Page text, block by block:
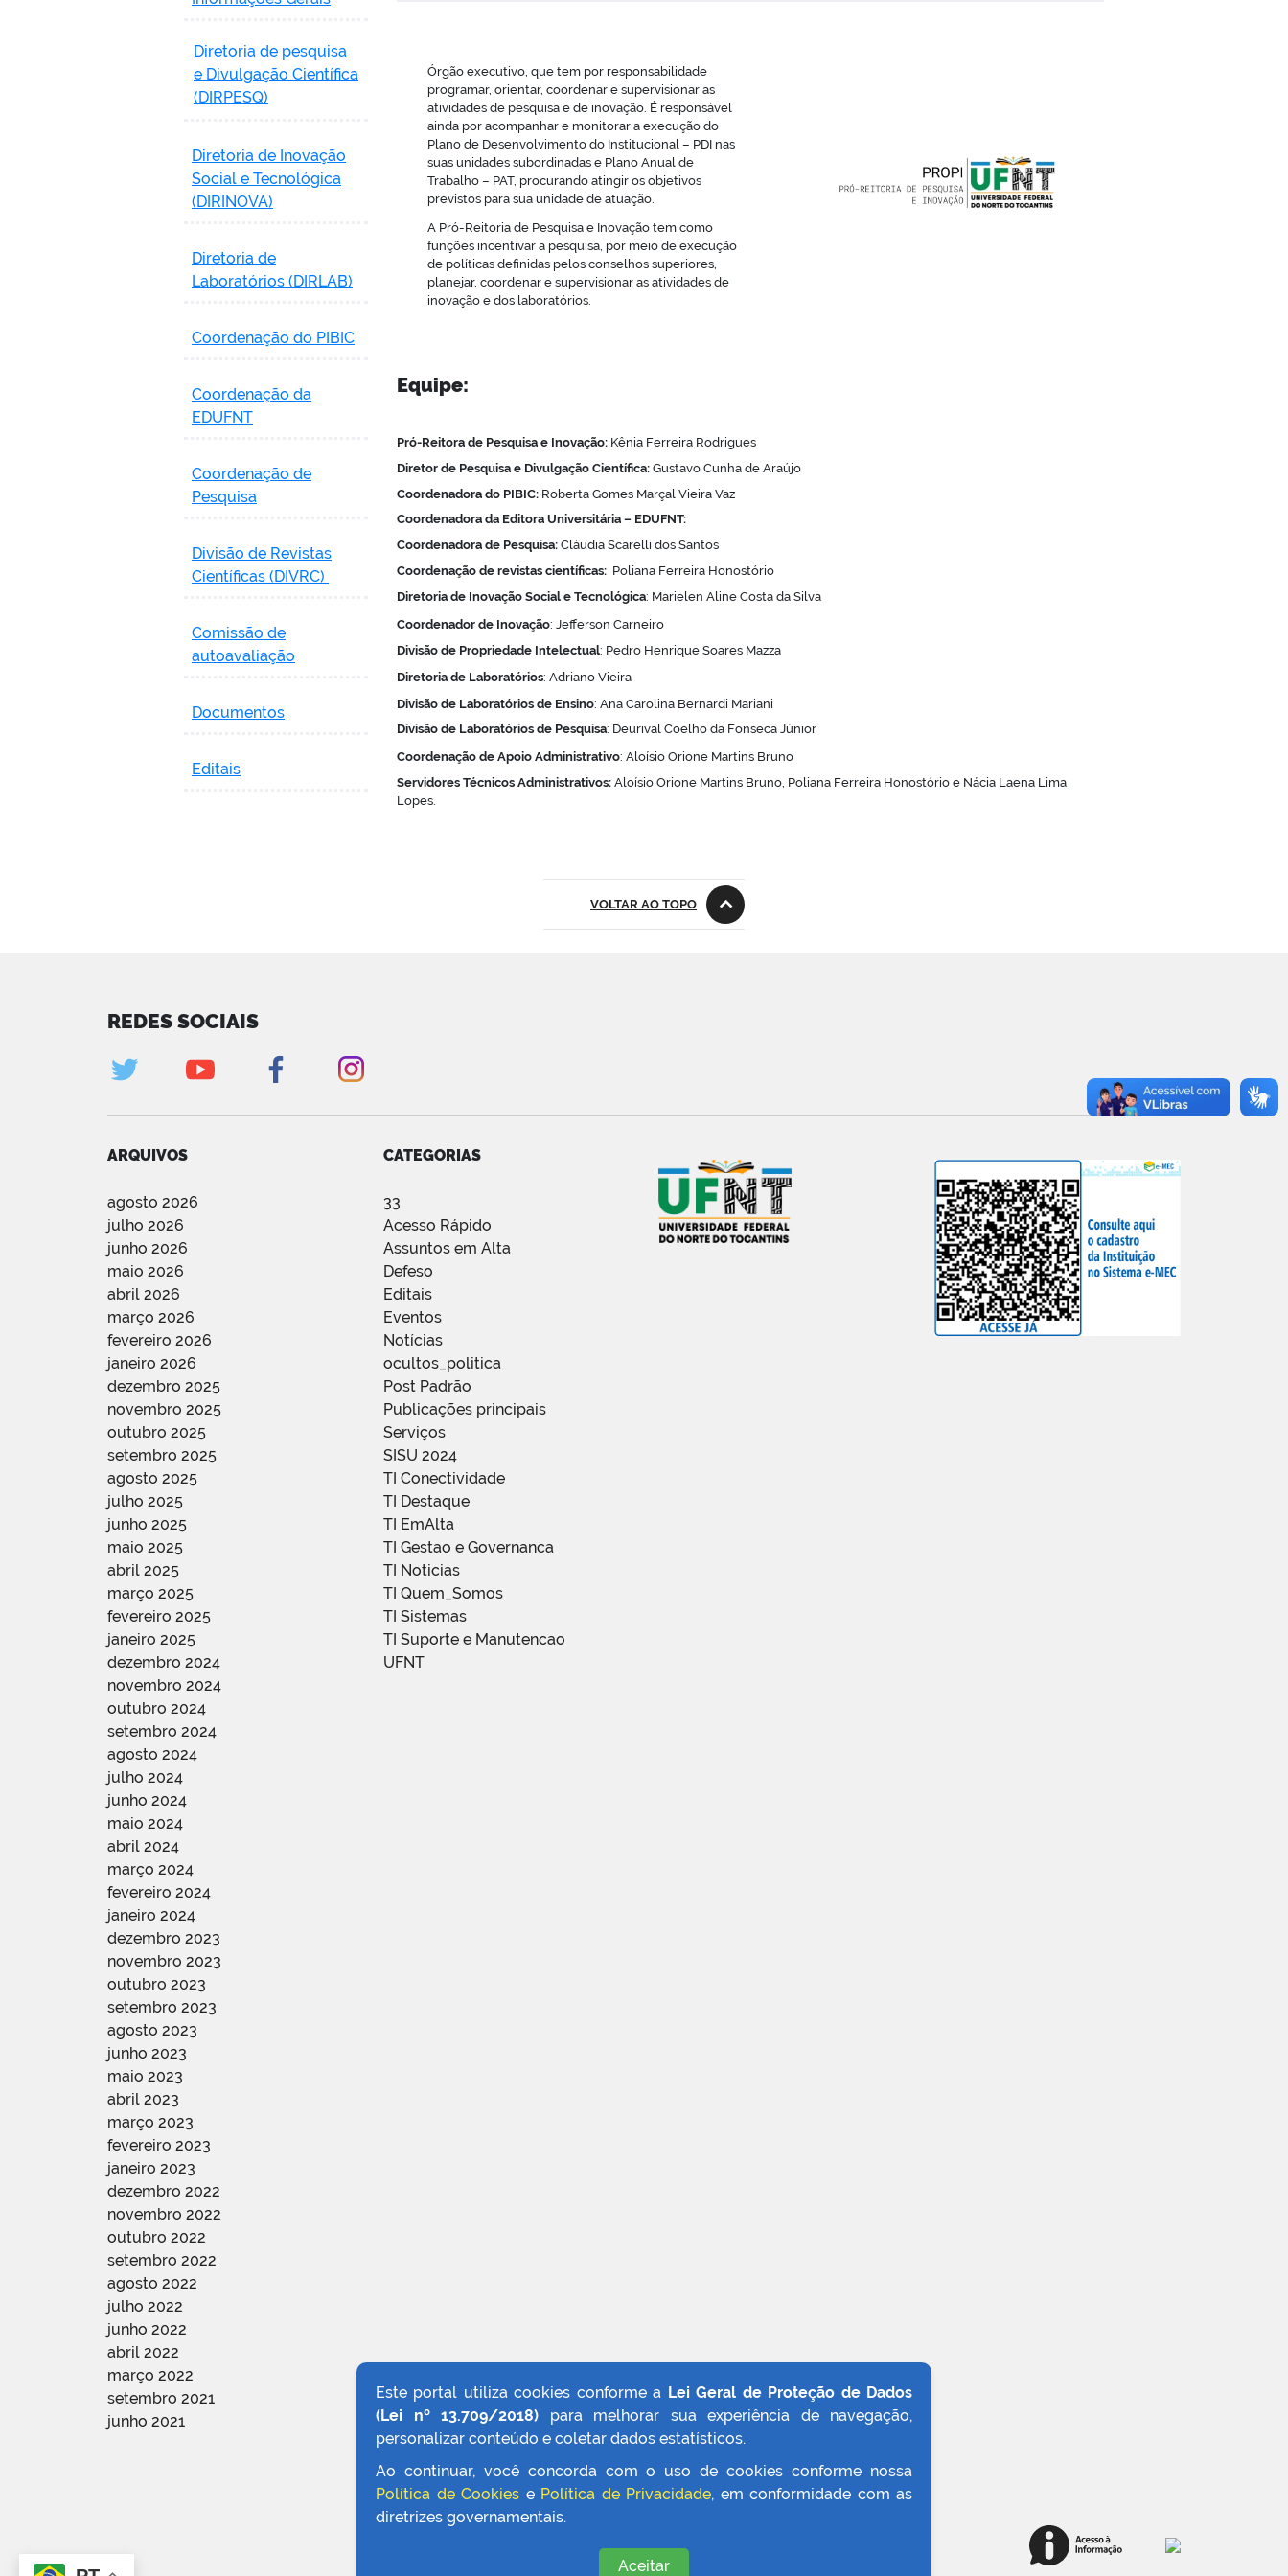
Diretoria de pesquisa
e Divulgação Científica
(DIRPESQ)
Diretoria de Inovação
Social e Tecnológica
(DIRINOVA)
Diretoria de
Laboratórios (DIRLAB)
Coordenação do PIBIC
Coordenação da
EDUFNT
Coordenação de
Pesquisa
Divisão de Revistas
Científicas (DIVRC)
Comissão de
autoavaliação
Documentos
Editais
Órgão executivo, que tem por responsabilidade
programar, orientar, coordenar e supervisionar as
atividades de pesquisa e de inovação. É responsável
ainda por acompanhar e monitorar a execução do
Plano de Desenvolvimento do Institucional – PDI nas
suas unidades subordinadas e Plano Anual de
Trabalho – PAT, procurando atingir os objetivos
previstos para sua unidade de atuação.
A Pró-Reitoria de Pesquisa e Inovação tem como
funções incentivar a pesquisa, por meio de execução
de políticas definidas pelos conselhos superiores,
planejar, coordenar e supervisionar as atividades de
inovação e dos laboratórios.
Equipe:
Pró-Reitora de Pesquisa e Inovação: Kênia Ferreira Rodrigues
Diretor de Pesquisa e Divulgação Científica: Gustavo Cunha de Araújo
Coordenadora do PIBIC: Roberta Gomes Marçal Vieira Vaz
Coordenadora da Editora Universitária – EDUFNT:
Coordenadora de Pesquisa: Cláudia Scarelli dos Santos
Coordenação de revistas científicas: Poliana Ferreira Honostório
Diretoria de Inovação Social e Tecnológica: Marielen Aline Costa da Silva
Coordenador de Inovação: Jefferson Carneiro
Divisão de Propriedade Intelectual: Pedro Henrique Soares Mazza
Diretoria de Laboratórios: Adriano Vieira
Divisão de Laboratórios de Ensino: Ana Carolina Bernardi Mariani
Divisão de Laboratórios de Pesquisa: Deurival Coelho da Fonseca Júnior
Coordenação de Apoio Administrativo: Aloísio Orione Martins Bruno
Servidores Técnicos Administrativos: Aloísio Orione Martins Bruno, Poliana Ferreira Honostório e Nácia Laena Lima
Lopes.
VOLTAR AO TOPO
Este portal utiliza cookies conforme a Lei Geral de Proteção de Dados
(Lei nº 13.709/2018) para melhorar sua experiência de navegação,
personalizar conteúdo e coletar dados estatísticos.
Ao continuar, você concorda com o uso de cookies conforme nossa
Política de Cookies e Política de Privacidade, em conformidade com as
diretrizes governamentais.
Aceitar
REDES SOCIAIS
ARQUIVOS
agosto 2026
julho 2026
junho 2026
maio 2026
abril 2026
março 2026
fevereiro 2026
janeiro 2026
dezembro 2025
novembro 2025
outubro 2025
setembro 2025
agosto 2025
julho 2025
junho 2025
maio 2025
abril 2025
março 2025
fevereiro 2025
janeiro 2025
dezembro 2024
novembro 2024
outubro 2024
setembro 2024
agosto 2024
julho 2024
junho 2024
maio 2024
abril 2024
março 2024
fevereiro 2024
janeiro 2024
dezembro 2023
novembro 2023
outubro 2023
setembro 2023
agosto 2023
junho 2023
maio 2023
abril 2023
março 2023
fevereiro 2023
janeiro 2023
dezembro 2022
novembro 2022
outubro 2022
setembro 2022
agosto 2022
julho 2022
junho 2022
abril 2022
março 2022
setembro 2021
junho 2021
CATEGORIAS
33
Acesso Rápido
Assuntos em Alta
Defeso
Editais
Eventos
Notícias
ocultos_politica
Post Padrão
Publicações principais
Serviços
SISU 2024
TI Conectividade
TI Destaque
TI EmAlta
TI Gestao e Governanca
TI Noticias
TI Quem_Somos
TI Sistemas
TI Suporte e Manutencao
UFNT